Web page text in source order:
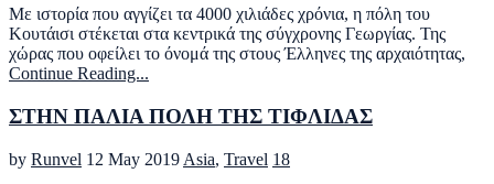
Με ιστορία που αγγίζει τα 4000 χιλιάδες χρόνια, η πόλη του
Κουτάισι στέκεται στα κεντρικά της σύγχρονης Γεωργίας. Της
χώρας που οφείλει το όνομά της στους Έλληνες της αρχαιότητας,
Continue Reading...
ΣΤΗΝ ΠΑΛΙΑ ΠΟΛΗ ΤΗΣ ΤΙΦΛΙΔΑΣ
by Runvel 12 May 2019 Asia, Travel 18